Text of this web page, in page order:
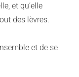
et qu’elle
des lèvres.
et de se